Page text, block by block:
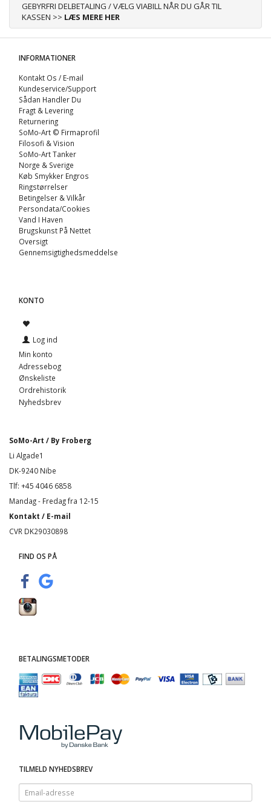
GEBYRFRI DELBETALING / VÆLG VIABILL NÅR DU GÅR TIL
KASSEN >> LÆS MERE HER
INFORMATIONER
Kontakt Os / E-mail
Kundeservice/Support
Sådan Handler Du
Fragt & Levering
Returnering
SoMo-Art © Firmaprofil
Filosofi & Vision
SoMo-Art Tanker
Norge & Sverige
Køb Smykker Engros
Ringstørrelser
Betingelser & Vilkår
Persondata/Cookies
Vand I Haven
Brugskunst På Nettet
Oversigt
Gennemsigtighedsmeddelse
KONTO
Log ind
Min konto
Adressebog
Ønskeliste
Ordrehistorik
Nyhedsbrev
SoMo-Art / By Froberg
Li Algade1
DK-9240 Nibe
Tlf: +45 4046 6858
Mandag - Fredag fra 12-15
Kontakt / E-mail
CVR DK29030898
FIND OS PÅ
BETALINGSMETODER
TILMELD NYHEDSBREV
Email-
adresse